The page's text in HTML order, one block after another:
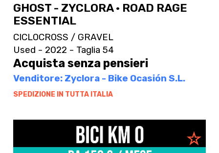
GHOST - ZYCLORA · ROAD RAGE
ESSENTIAL
CICLOCROSS / GRAVEL
Used - 2022 - Taglia 54
Acquista senza pensieri
Venditore: Zyclora - Bike Ocasión S.L.
SPEDIZIONE IN TUTTA ITALIA